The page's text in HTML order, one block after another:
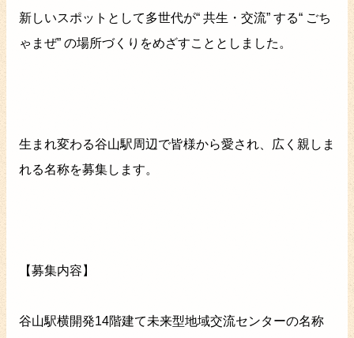
新しいスポットとして多世代が“ 共生・交流” する“ ごち
ゃまぜ” の場所づくりをめざすこととしました。
生まれ変わる谷山駅周辺で皆様から愛され、広く親しま
れる名称を募集します。
【募集内容】
谷山駅横開発14階建て未来型地域交流センターの名称